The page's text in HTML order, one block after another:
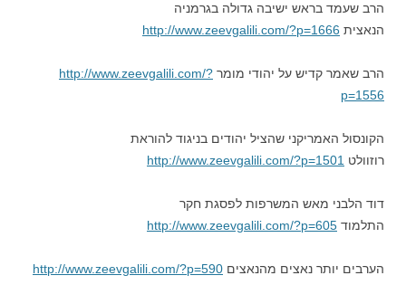
הרב שעמד בראש ישיבה גדולה בגרמניה
הנאצית http://www.zeevgalili.com/?p=1666
הרב שאמר קדיש על יהודי מומר http://www.zeevgalili.com/?
p=1556
הקונסול האמריקני שהציל יהודים בניגוד להוראת
רוזוולט http://www.zeevgalili.com/?p=1501
דוד הלבני מאש המשרפות לפסגת חקר
התלמוד http://www.zeevgalili.com/?p=605
הערבים יותר נאצים מהנאצים http://www.zeevgalili.com/?p=590